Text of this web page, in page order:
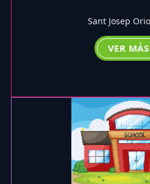
Sant Josep
VER MÁS